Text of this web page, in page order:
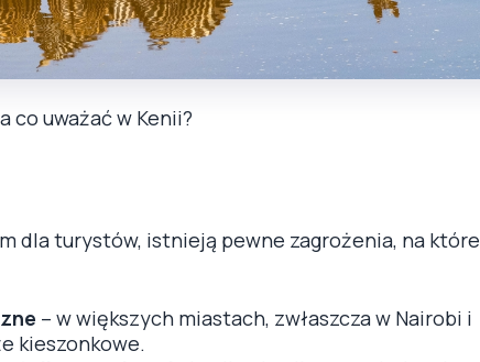
co uważać w Kenii?
dla turystów, istnieją pewne zagrożenia, na które
– w większych miastach, zwłaszcza w Nairobi i
kieszonkowe.